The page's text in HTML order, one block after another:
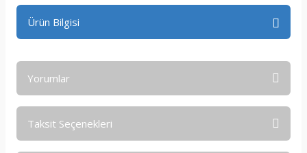
Ürün Bilgisi
Yorumlar
Taksit Seçenekleri